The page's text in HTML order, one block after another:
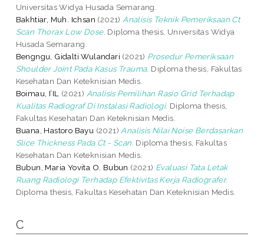
Universitas Widya Husada Semarang.
Bakhtiar, Muh. Ichsan (2021) Analisis Teknik Pemeriksaan Ct
Scan Thorax Low Dose. Diploma thesis, Universitas Widya
Husada Semarang.
Bengngu, Gidalti Wulandari (2021) Prosedur Pemeriksaan
Shoulder Joint Pada Kasus Trauma. Diploma thesis, Fakultas
Kesehatan Dan Keteknisian Medis.
Boimau, I’IL
(2021) Analisis Pemilihan Rasio Grid Terhadap
Kualitas Radiograf Di Instalasi Radiologi. Diploma thesis,
Fakultas Kesehatan Dan Keteknisian Medis.
Buana, Hastoro Bayu (2021) Analisis Nilai Noise Berdasarkan
Slice Thickness Pada Ct - Scan. Diploma thesis, Fakultas
Kesehatan Dan Keteknisian Medis.
Bubun, Maria Yovita O. Bubun (2021) Evaluasi Tata Letak
Ruang Radiologi Terhadap Efektivitas Kerja Radiografer.
Diploma thesis, Fakultas Kesehatan Dan Keteknisian Medis.
C